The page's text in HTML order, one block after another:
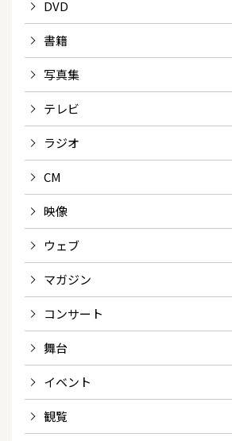
DVD
書籍
写真集
テレビ
ラジオ
CM
映像
ウェブ
マガジン
コンサート
舞台
イベント
観覧